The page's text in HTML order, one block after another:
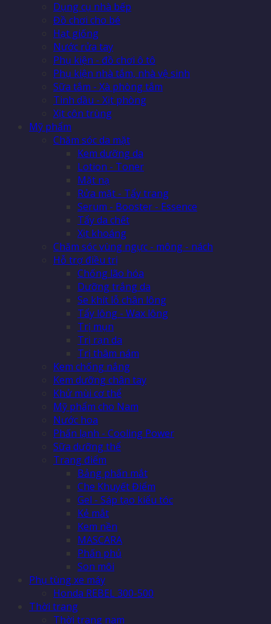
Dụng cụ nhà bếp
Đồ chơi cho bé
Hạt giống
Nước rửa tay
Phụ kiện - đồ chơi ô tô
Phụ kiện nhà tắm, nhà vệ sinh
Sữa tắm - Xà phòng tắm
Tinh dầu - Xịt phòng
Xịt côn trùng
Mỹ phẩm
Chăm sóc da mặt
Kem dưỡng da
Lotion - Toner
Mặt nạ
Rửa mặt - Tẩy trang
Serum - Booster - Essence
Tẩy da chết
Xịt khoáng
Chăm sóc vùng ngực - mông - nách
Hỗ trợ điều trị
Chống lão hóa
Dưỡng trắng da
Se khít lỗ chân lông
Tẩy lông - Wax lông
Trị mụn
Trị rạn da
Trị thâm nám
Kem chống nắng
Kem dưỡng chân tay
Khử mùi cơ thể
Mỹ phẩm cho Nam
Nước hoa
Phấn lạnh - Cooling Power
Sữa dưỡng thể
Trang điểm
Bảng phấn mắt
Che Khuyết Điểm
Gel - Sáp tạo kiểu tóc
Kẻ mắt
Kem nền
MASCARA
Phấn phủ
Son môi
Phụ tùng xe máy
Honda REBEL 300-500
Thời trang
Thời trang nam